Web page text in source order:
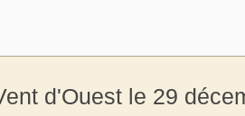
d'Ouest le 29